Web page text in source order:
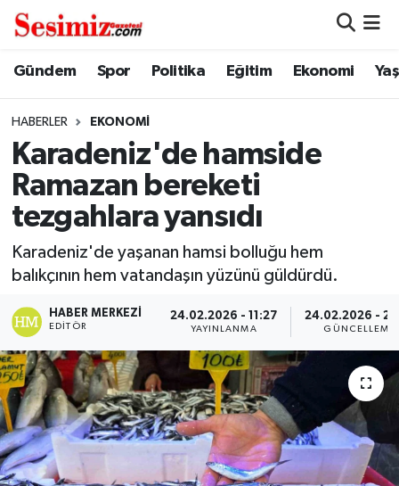
Gündem Spor Politika Eğitim Ekonomi
HABERLER EKONOMI
Karadeniz'de hamside
Ramazan bereketi
tezgahlara yansıdı
Karadeniz'de yaşanan hamsi bolluğu hem
balıkçının hem vatandaşın yüzünü güldürdü.
HABER MERKEZI
EDITÖR
24.02.2026 - 11:27
YAYINLANMA
24.02.2026 -
GÜNCELLEME
Dünya
Ekonomi
Genel
Gündem
Sağlık
Spor
Teknoloji
Nöbetçi Eczaneler
Namaz Vakitleri
Trafik Durumu
Süper Lig Puan Durumu ve Fikstür
Haber Arşivi